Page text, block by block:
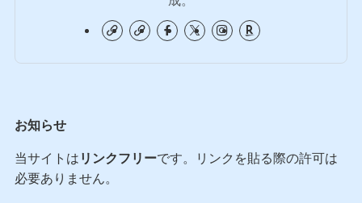
お知らせ
当サイトは リンクフリーです。リンクを貼る際の許可は
必要ありません。